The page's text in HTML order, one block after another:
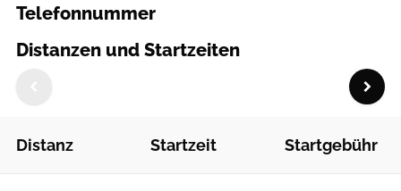
Telefonnummer
Distanzen und Startzeiten
Distanz Startzeit Startgebühr